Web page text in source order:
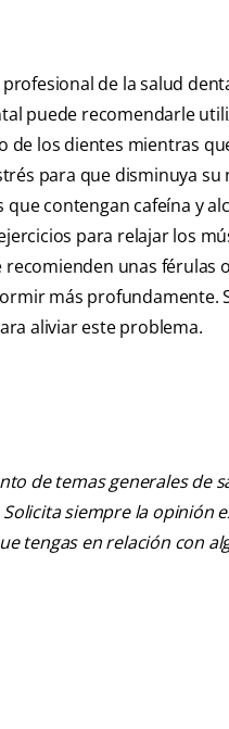
de la salud
puede recomendarle
los dientes mientras
para que disminuya su
contengan cafeína y
para relajar los
unas férulas
más profundamente.
aliviar este problema.
de temas generales de
siempre la opinión
tengas en relación con